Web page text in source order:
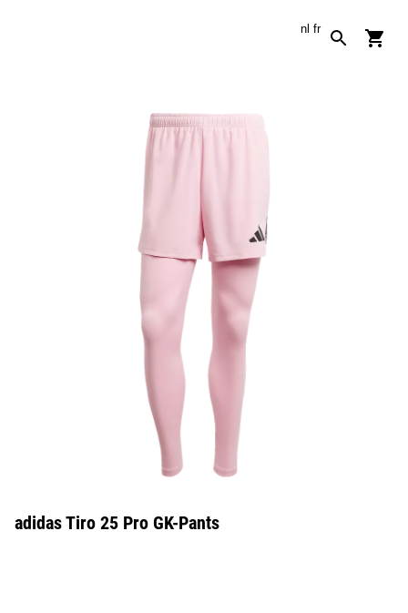
nl fr
adidas Tiro 25 Pro GK-Pants